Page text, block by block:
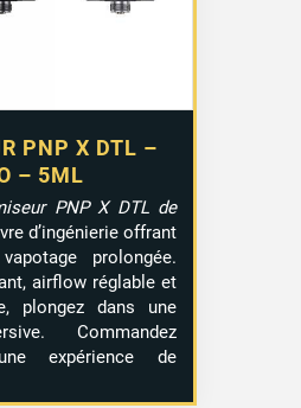
PNP X DTL –
– 5ML
PNP X DTL de
d’ingénierie offrant
prolongée.
airflow réglable et
plongez dans une
Commandez
expérience de